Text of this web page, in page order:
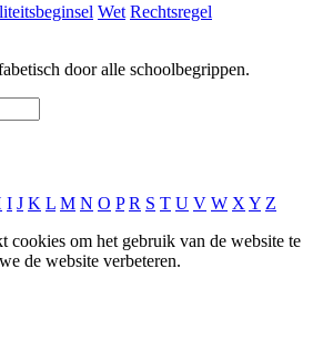
Wet Rechtsregel
door alle schoolbegrippen.
I J K L M N O P R S T U V W XY Z
cookies om het gebruik van de website te
de website verbeteren.